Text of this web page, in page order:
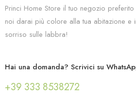
Princi Home Store il tuo negozio
noi darai più colore alla tua abitazione e
sorriso sulle labbra!
Hai una domanda? Scrivici su
+39 333 8538272